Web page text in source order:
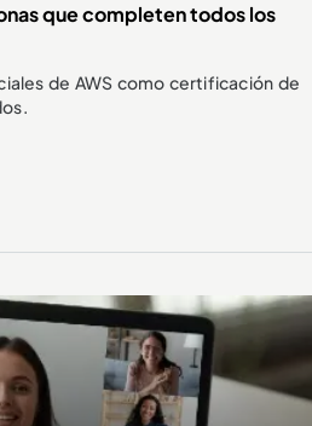
que completen todos los
de AWS como certificación de